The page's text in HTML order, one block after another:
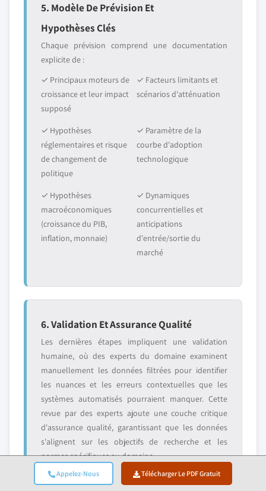
Appelez-Nous Télécharger Le PDF Gratuit
5. Modèle De Prévision Et
Hypothèses Clés
Chaque prévision comprend une documentation
explicite de :
✓ Principaux moteurs de
croissance et leur impact
supposé
✓ Facteurs limitants et
scénarios d'atténuation
✓ Hypothèses
réglementaires et risque
de changement de
politique
✓ Paramètre de la
courbe d'adoption
technologique
✓ Hypothèses
macroéconomiques
(croissance du PIB,
inflation, monnaie)
✓ Dynamiques
concurrentielles et
anticipations
d'entrée/sortie du
marché
6. Validation Et Assurance Qualité
Les dernières étapes impliquent une validation
humaine, où des experts du domaine examinent
manuellement les données filtrées pour identifier
les nuances et les erreurs contextuelles que les
systèmes automatisés pourraient manquer. Cette
revue par des experts ajoute une couche critique
d'assurance qualité, garantissant que les données
s'alignent sur les objectifs de recherche et les
normes spécifiques au domaine.
Notre processus de validation à triple couche assure